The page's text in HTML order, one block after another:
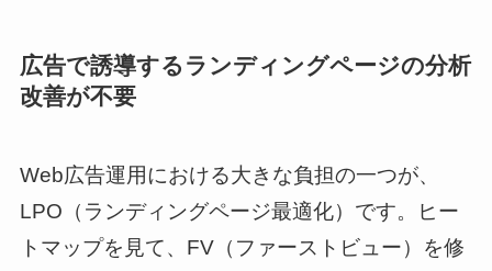
広告で誘導するランディングページの分析
改善が不要
Web広告運用における大きな負担の一つが、
LPO（ランディングページ最適化）です。ヒー
トマップを見て、FV（ファーストビュー）を修